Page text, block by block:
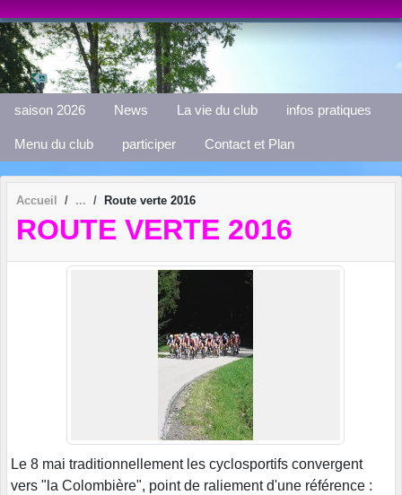
saison 2026 News La vie du club infos pratiques
Menu du club participer Contact et Plan
Accueil Route verte 2016
ROUTE VERTE 2016
Le 8 mai traditionnellement les cyclosportifs convergent
vers "la Colombière", point de raliement d'une référence :